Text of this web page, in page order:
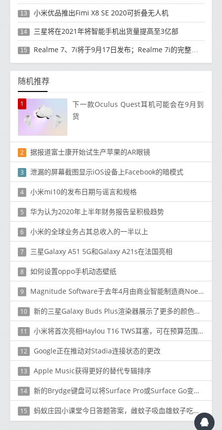
13 小米优品推出Fimi X8 SE 2020可折叠无人机
14 三星将在2021年将智能手机出货量提高至3亿部
15 Realme 7、7i将于9月17日发布；Realme 7i的完整规格并导致泄漏
随机推荐
1
下一款Oculus Quest耳机可能会在9月到
货
2 据报道富士康开始试生产苹果的AR眼镜
3 泄漏的屏幕截图显示iOS设备上Facebook的暗模式
4 小米mi10的发布日期与谣言和规格
5 华为认为2020年上半年财务报告呈积极趋势
6 小米的全球业务占其总收入的一半以上
7 三星Galaxy A51 5G和Galaxy A21s在法国亮相
8 如何设置oppo手机动态壁纸
9 Magnitude Software于去年4月由商业智能制造商Noetix和数据管理提供商Kalido合并而成
10 新的三星Galaxy Buds Plus渲染器展示了更多的颜色变化
11 小米将首次亮相Haylou T16 TWS耳塞，可在预算范围内提供主动降噪功能
12 Google正在推动对Stadia连接状态的更改
13 Apple Music获得更好的替代专辑排序
14 新的Brydge键盘可以将Surface Pro或Surface Go变成合适的笔记本电脑
15 蚂蚁庄园小课堂今日答题答案，雌蚊子吸血雄蚊子吃什么？